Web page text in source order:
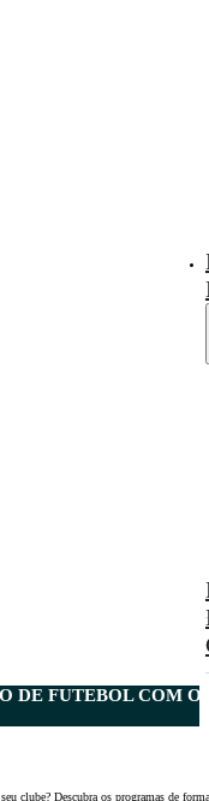
DE FUTEBOL COM
clube? Descubra os programas de